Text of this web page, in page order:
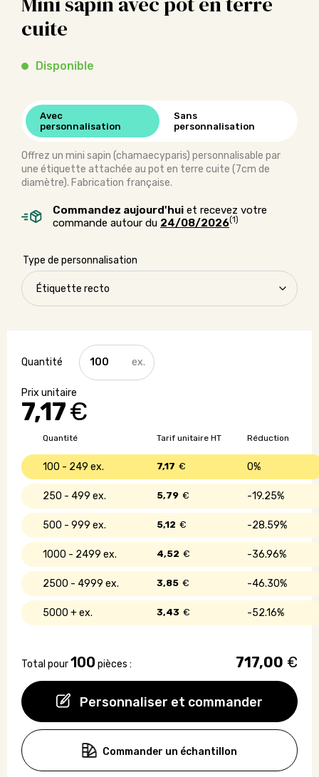
cuite
Disponible
Avec
personnalisation
Sans
personnalisation
Offrez un mini sapin (chamaecyparis) personnalisable par
une étiquette attachée au pot en terre cuite (7cm de
diamètre). Fabrication française.
Commandez aujourd'hui et recevez votre
commande autour du 24/08/2026(1)
Type de personnalisation
7,17€
Personnaliser et commander
quantité
de
Mini
avec
pot
Quantité Réduction
Tarif unitaire HT
100 - 249 0%
7,17 €
250 - 499 19.25%
5,79 €
500 - 999 28.59%
5,12 €
1000 - 2499 36.96%
4,52 €
2500 - 4999 46.30%
3,85 €
5000 + 52.16%
3,43 €
Total pour100 pièces : 717,00 €
Commander un échantillon